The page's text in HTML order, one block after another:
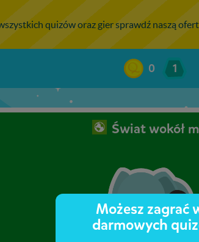
quizów oraz gier sprawdź naszą
0 1
Świat wokół
Możesz zagrać
darmowych